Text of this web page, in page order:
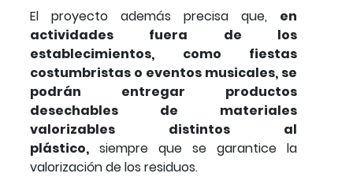
El proyecto además precisa que, en
actividades fuera de los
establecimientos, como fiestas
costumbristas o eventos musicales, se
podrán entregar productos
desechables de materiales
valorizables distintos al
plástico, siempre que se garantice la
valorización de los residuos.